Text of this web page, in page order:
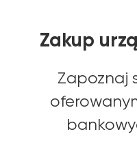
Zakup
Zapoznaj